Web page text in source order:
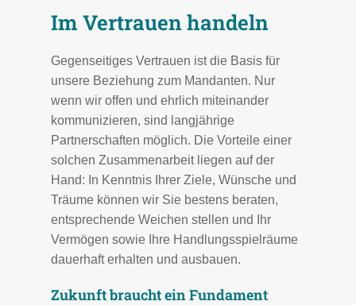
Im Vertrauen handeln
Gegenseitiges Vertrauen ist die Basis für
unsere Beziehung zum Mandanten. Nur
wenn wir offen und ehrlich miteinander
kommunizieren, sind langjährige
Partnerschaften möglich. Die Vorteile einer
solchen Zusammenarbeit liegen auf der
Hand: In Kenntnis Ihrer Ziele, Wünsche und
Träume können wir Sie bestens beraten,
entsprechende Weichen stellen und Ihr
Vermögen sowie Ihre Handlungsspielräume
dauerhaft erhalten und ausbauen.
Zukunft braucht ein Fundament